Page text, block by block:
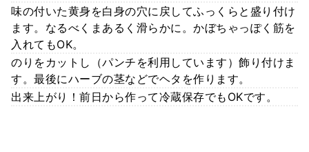
味の付いた黄身を白身の穴に戻してふっくらと盛り付け
ます。なるべくまあるく滑らかに。かぼちゃっぽく筋を
入れてもOK。
のりをカットし（パンチを利用しています）飾り付けま
す。最後にハーブの茎などでヘタを作ります。
出来上がり！前日から作って冷蔵保存でもOKです。